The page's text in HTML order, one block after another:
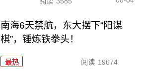
南海6天禁航，东大摆下“阳谋
棋”，锤炼铁拳头！
最热 阅读 19674